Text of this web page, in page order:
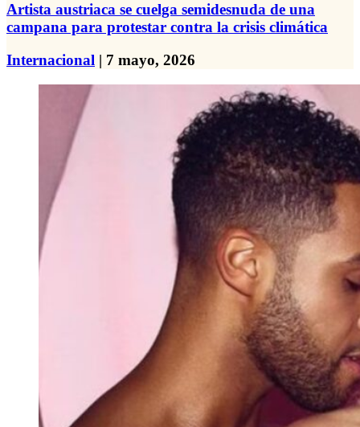
Artista austriaca se cuelga semidesnuda de una
campana para protestar contra la crisis climática
Internacional | 7 mayo, 2026